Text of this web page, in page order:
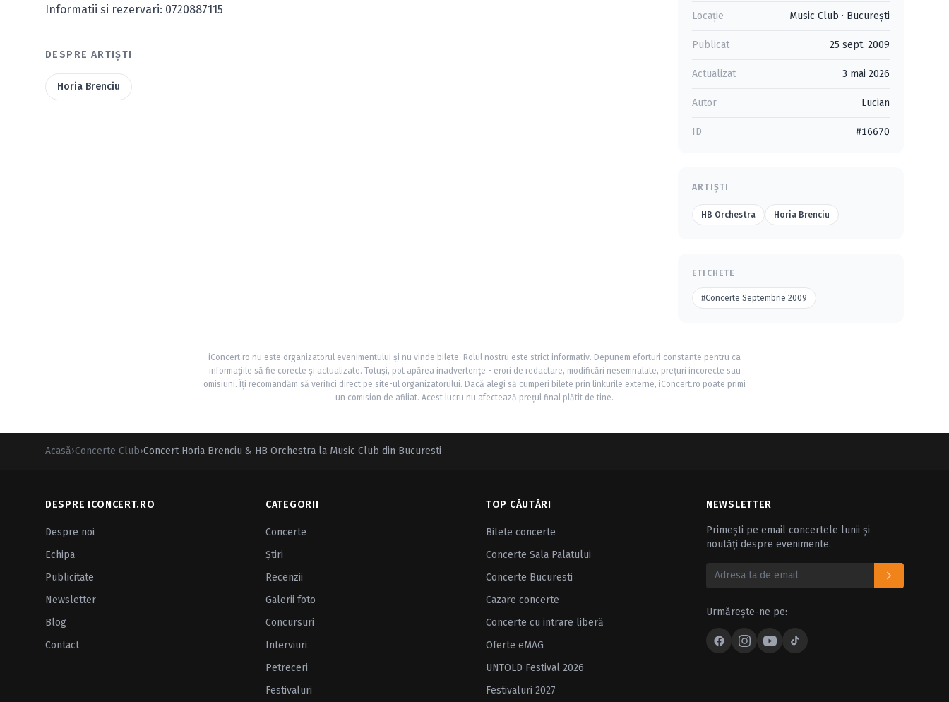
Informatii si rezervari: 0720887115
DESPRE ARTIȘTI
Horia Brenciu
Locație Music Club · Bucureşti
Publicat 25 sept. 2009
Actualizat 3 mai 2026
Autor Lucian
ID #16670
ARTIȘTI
HB Orchestra Horia Brenciu
ETICHETE
#Concerte Septembrie 2009
iConcert.ro nu este organizatorul evenimentului și nu vinde bilete. Rolul nostru este strict informativ. Depunem eforturi constante pentru ca
informațiile să fie corecte și actualizate. Totuși, pot apărea inadvertențe - erori de redactare, modificări nesemnalate, prețuri incorecte sau
omisiuni. Îți recomandăm să verifici direct pe site-ul organizatorului. Dacă alegi să cumperi bilete prin linkurile externe, iConcert.ro poate primi
un comision de afiliat. Acest lucru nu afectează prețul final plătit de tine.
Acasă›Concerte Club›Concert Horia Brenciu & HB Orchestra la Music Club din Bucuresti
DESPRE ICONCERT.RO
Despre noi
Echipa
Publicitate
Newsletter
Blog
Contact
CATEGORII
Concerte
Ştiri
Recenzii
Galerii foto
Concursuri
Interviuri
Petreceri
Festivaluri
TOP CĂUTĂRI
Bilete concerte
Concerte Sala Palatului
Concerte Bucuresti
Cazare concerte
Concerte cu intrare liberă
Oferte eMAG
UNTOLD Festival 2026
Festivaluri 2027
NEWSLETTER
Primești pe email concertele lunii și
noutăți despre evenimente.
Urmărește-ne pe: